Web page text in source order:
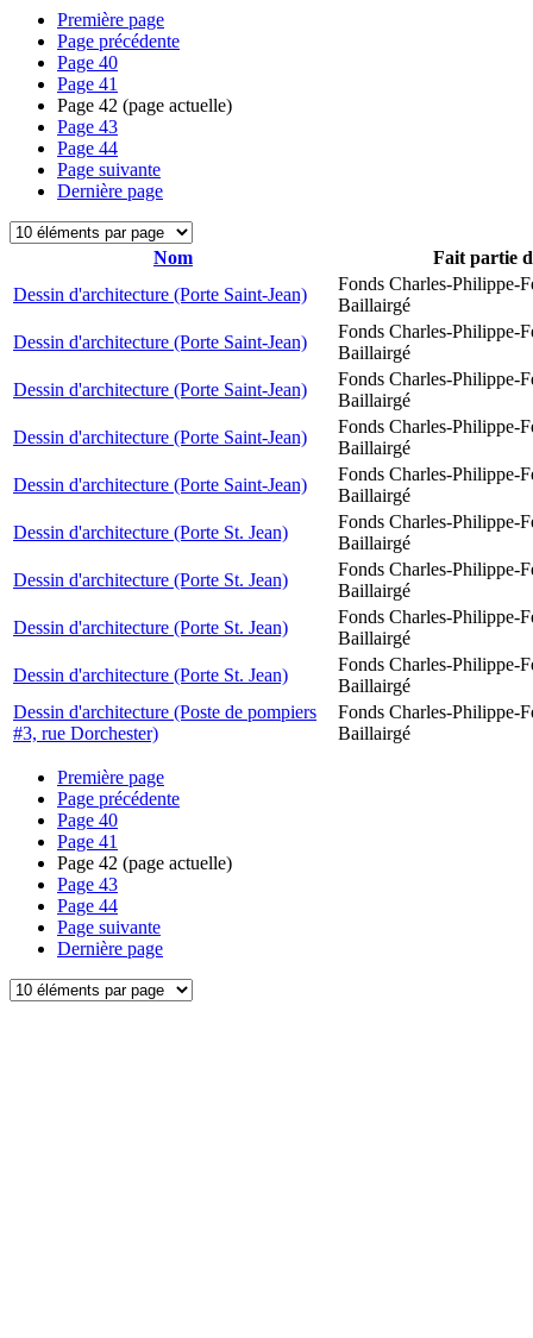
Première page
Page précédente
Page 40
Page 41
Page 42 (page actuelle)
Page 43
Page 44
Page suivante
Dernière page
Nom
Fait partie
Dessin d'architecture (Porte Saint-Jean)
Fonds Charles-Philippe-
Baillairgé
Dessin d'architecture (Porte Saint-Jean)
Fonds Charles-Philippe-
Baillairgé
Dessin d'architecture (Porte Saint-Jean)
Fonds Charles-Philippe-
Baillairgé
Dessin d'architecture (Porte Saint-Jean)
Fonds Charles-Philippe-
Baillairgé
Dessin d'architecture (Porte Saint-Jean)
Fonds Charles-Philippe-
Baillairgé
Dessin d'architecture (Porte St. Jean)
Fonds Charles-Philippe-
Baillairgé
Dessin d'architecture (Porte St. Jean)
Fonds Charles-Philippe-
Baillairgé
Dessin d'architecture (Porte St. Jean)
Fonds Charles-Philippe-
Baillairgé
Dessin d'architecture (Porte St. Jean)
Fonds Charles-Philippe-
Baillairgé
Dessin d'architecture (Poste de pompiers
#3, rue Dorchester)
Fonds Charles-Philippe-
Baillairgé
Première page
Page précédente
Page 40
Page 41
Page 42 (page actuelle)
Page 43
Page 44
Page suivante
Dernière page